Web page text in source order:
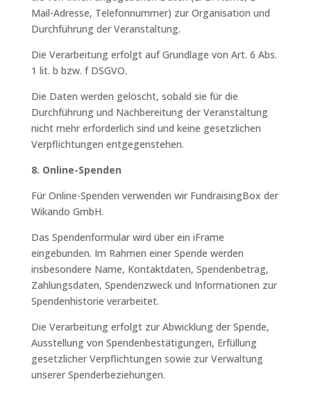
Mail-Adresse, Telefonnummer) zur Organisation und
Durchführung der Veranstaltung.
Die Verarbeitung erfolgt auf Grundlage von Art. 6 Abs.
1 lit. b bzw. f DSGVO.
Die Daten werden gelöscht, sobald sie für die
Durchführung und Nachbereitung der Veranstaltung
nicht mehr erforderlich sind und keine gesetzlichen
Verpflichtungen entgegenstehen.
8. Online-Spenden
Für Online-Spenden verwenden wir FundraisingBox der
Wikando GmbH.
Das Spendenformular wird über ein iFrame
eingebunden. Im Rahmen einer Spende werden
insbesondere Name, Kontaktdaten, Spendenbetrag,
Zahlungsdaten, Spendenzweck und Informationen zur
Spendenhistorie verarbeitet.
Die Verarbeitung erfolgt zur Abwicklung der Spende,
Ausstellung von Spendenbestätigungen, Erfüllung
gesetzlicher Verpflichtungen sowie zur Verwaltung
unserer Spenderbeziehungen.